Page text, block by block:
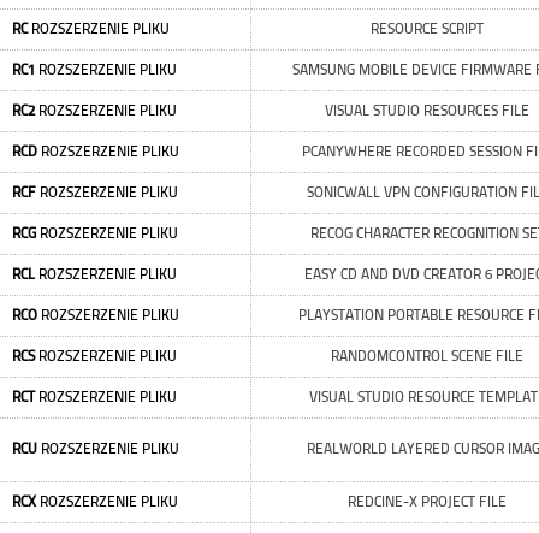
RCROZSZERZENIE PLIKU RESOURCE SCRIPT
RC1 ROZSZERZENIE PLIKU SAMSUNG MOBILE DEVICE FIRMWARE
RC2ROZSZERZENIE PLIKU VISUAL STUDIO RESOURCES FILE
RCD ROZSZERZENIE PLIKU PCANYWHERE RECORDED SESSION
RCF ROZSZERZENIE PLIKU SONICWALL VPN CONFIGURATION
RCG ROZSZERZENIE PLIKU RECOG CHARACTER RECOGNITION
RCLROZSZERZENIE PLIKU EASY CD AND DVD CREATOR 6
RCO ROZSZERZENIE PLIKU PLAYSTATION PORTABLE RESOURCE
RCSROZSZERZENIE PLIKU RANDOMCONTROL SCENE FILE
RCTROZSZERZENIE PLIKU VISUAL STUDIO RESOURCE
RCU ROZSZERZENIE PLIKU REALWORLD LAYERED CURSOR
RCXROZSZERZENIE PLIKU REDCINE-X PROJECT FILE